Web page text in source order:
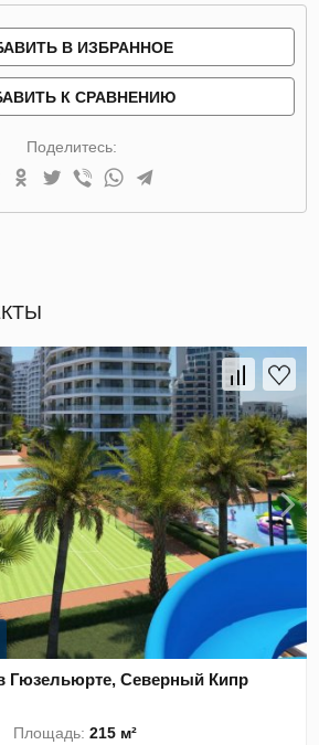
В ИЗБРАННОЕ
К СРАВНЕНИЮ
Поделитесь:
Гюзельюрте, Северный Кипр
Площадь:215 м²